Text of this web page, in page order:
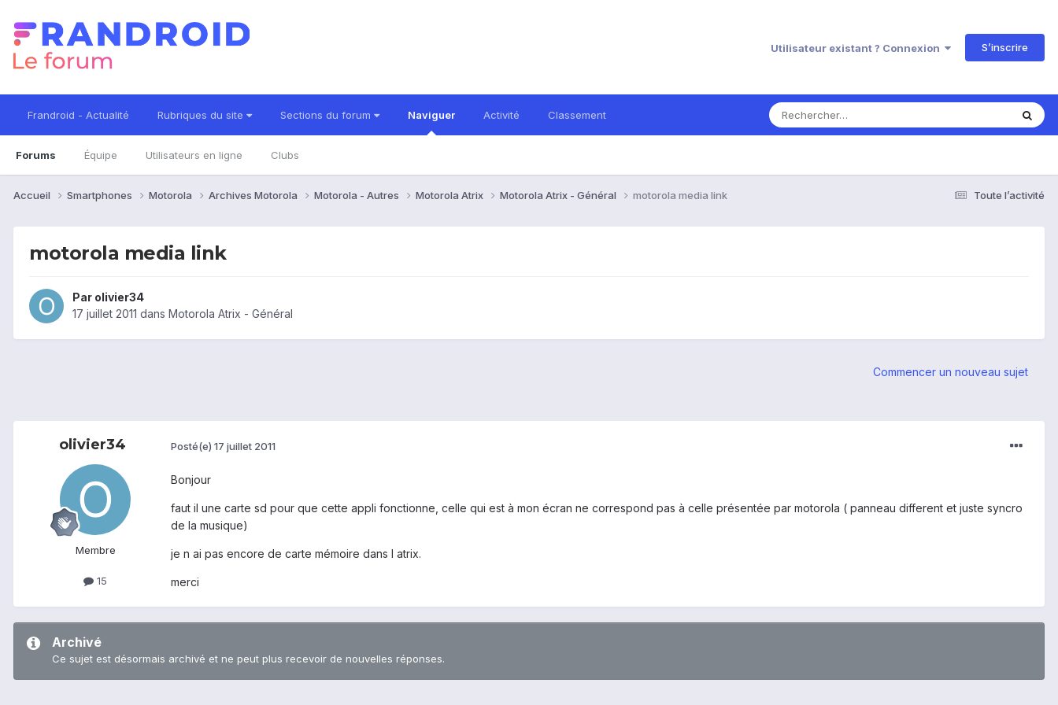
Utilisateur existant ? Connexion S’inscrire
Frandroid - Actualité Rubriques du site Sections du forum Naviguer
Forums Équipe Utilisateurs en ligne Clubs
Activité Classement
Toute l’activité
Accueil Smartphones Motorola Archives Motorola Motorola - Autres Motorola Atrix Motorola Atrix - Général motorola media link
motorola media link
Par olivier34
17 juillet 2011 dans Motorola Atrix - Général
Commencer un nouveau sujet
olivier34
Membre
15
Posté(e) 17 juillet 2011
Bonjour
faut il une carte sd pour que cette appli fonctionne, celle qui est à mon écran ne correspond pas à celle présentée par motorola ( panneau different et juste syncro
de la musique)
je n ai pas encore de carte mémoire dans l atrix.
merci
Archivé
Ce sujet est désormais archivé et ne peut plus recevoir de nouvelles réponses.